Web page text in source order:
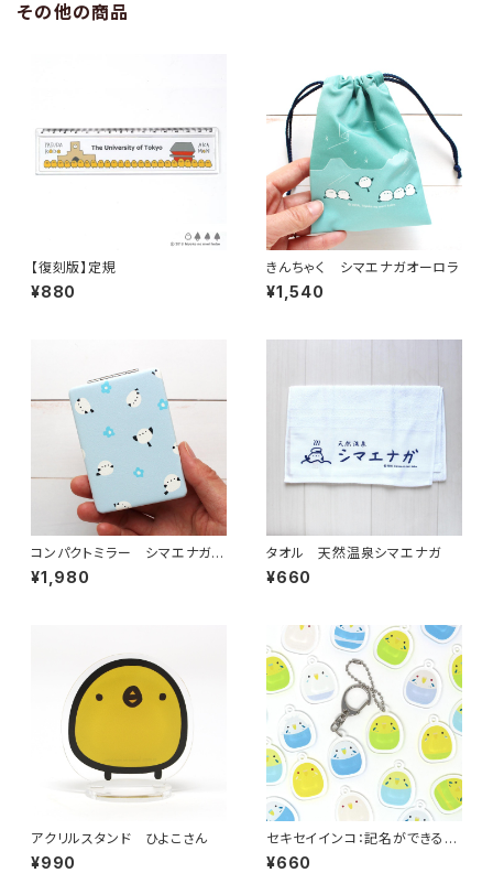
その他の商品
【復刻版】定規
¥880
きんちゃく シマエナガオーロラ
¥1,540
コンパクトミラー シマエナガと
青い花
¥1,980
タオル 天然温泉シマエナガ
¥660
アクリルスタンド ひよこさん
¥990
セキセイインコ：記名ができるア
クリルキーホルダー（2022年
¥660